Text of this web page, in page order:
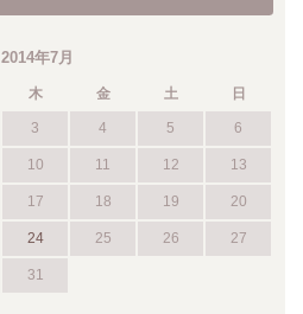
2014年7月
木 金 土 日
3 4 5 6
10 11 12 13
17 18 19 20
24 25 26 27
31